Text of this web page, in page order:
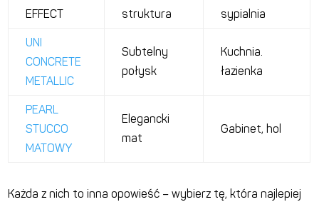
EFFECT
struktura
sypialnia
UNI
CONCRETE
METALLIC
Subtelny
połysk
Kuchnia.
łazienka
PEARL
STUCCO
MATOWY
Elegancki
mat
Gabinet, hol
Każda z nich to inna opowieść – wybierz tę, która najlepiej